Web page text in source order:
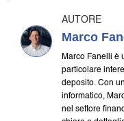
AUTORE
Marco
Marco Fanelli è
particolare
deposito. Con
informatico,
nel settore